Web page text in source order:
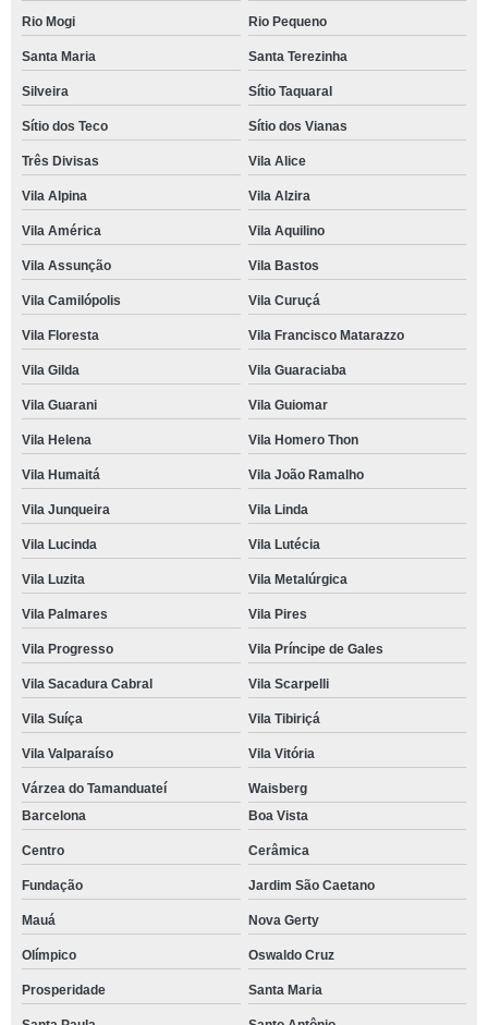
Rio Mogi Rio Pequeno
Santa Maria Santa Terezinha
Silveira Sítio Taquaral
Sítio dos Teco Sítio dos Vianas
Três Divisas Vila Alice
Vila Alpina Vila Alzira
Vila América Vila Aquilino
Vila Assunção Vila Bastos
Vila Camilópolis Vila Curuçá
Vila Floresta Vila Francisco Matarazzo
Vila Gilda Vila Guaraciaba
Vila Guarani Vila Guiomar
Vila Helena Vila Homero Thon
Vila Humaitá Vila João Ramalho
Vila Junqueira Vila Linda
Vila Lucinda Vila Lutécia
Vila Luzita Vila Metalúrgica
Vila Palmares Vila Pires
Vila Progresso Vila Príncipe de Gales
Vila Sacadura Cabral Vila Scarpelli
Vila Suíça Vila Tibiriçá
Vila Valparaíso Vila Vitória
Várzea do Tamanduateí
Waisberg
Barcelona
Boa Vista
Centro Cerâmica
Fundação Jardim São Caetano
Mauá Nova Gerty
Olímpico Oswaldo Cruz
Prosperidade Santa Maria